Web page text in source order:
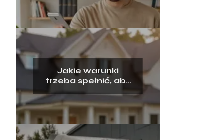
Jakie warunki
trzeba spełnić, aby
otrzymać kredyt
hipoteczny?